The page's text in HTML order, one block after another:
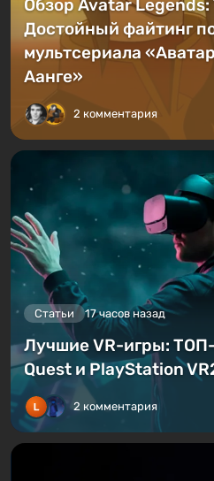
Обзор Avatar
Достойный файтинг
мультсериала
Аанге»
2 комментария
Статьи 17 часов назад
Лучшие VR-игры:
Quest и PlayStation
2 комментария